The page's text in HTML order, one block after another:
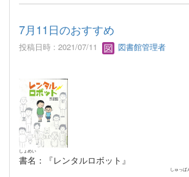
7月11日のおすすめ
投稿日時 : 2021/07/11 図書館管理者
書名
しょめい
：『レンタルロボット』
しゅっぱ